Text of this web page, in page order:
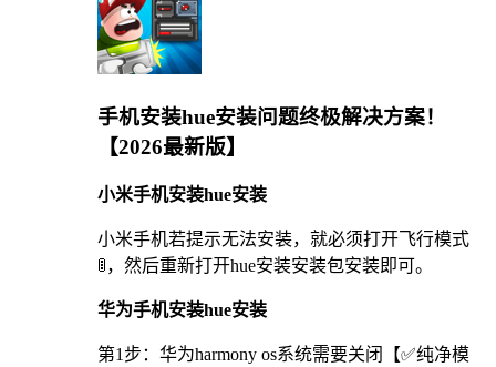
手机安装hue安装问题终极解决方案！
【2026最新版】
小米手机安装hue安装
小米手机若提示无法安装，就必须打开飞行模式
🚦，然后重新打开hue安装安装包安装即可。
华为手机安装hue安装
第1步：华为harmony os系统需要关闭【✅纯净模